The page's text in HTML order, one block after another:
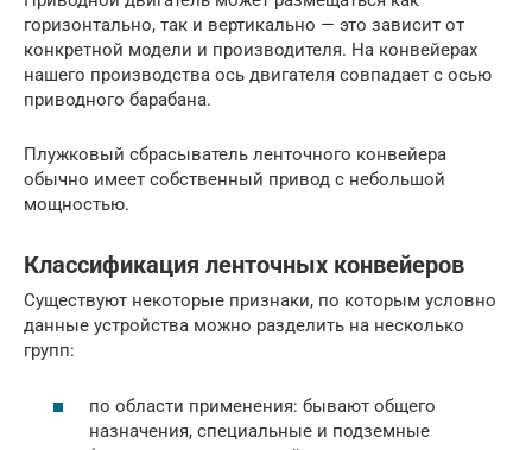
горизонтально, так и вертикально — это зависит от
конкретной модели и производителя. На конвейерах
нашего производства ось двигателя совпадает с осью
приводного барабана.
Плужковый сбрасыватель ленточного конвейера
обычно имеет собственный привод с небольшой
мощностью.
Классификация ленточных конвейеров
Существуют некоторые признаки, по которым условно
данные устройства можно разделить на несколько
групп:
по области применения: бывают общего
назначения, специальные и подземные